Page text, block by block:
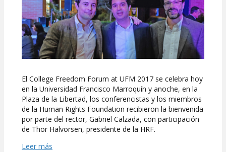
El College Freedom Forum at UFM 2017 se celebra hoy
en la Universidad Francisco Marroquín y anoche, en la
Plaza de la Libertad, los conferencistas y los miembros
de la Human Rights Foundation recibieron la bienvenida
por parte del rector, Gabriel Calzada, con participación
de Thor Halvorsen, presidente de la HRF.
Leer más